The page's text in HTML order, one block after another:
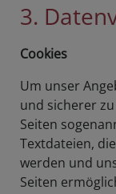
3.
Cookies
Um unser
und sicherer
Seiten
Textdateien,
werden und
Seiten